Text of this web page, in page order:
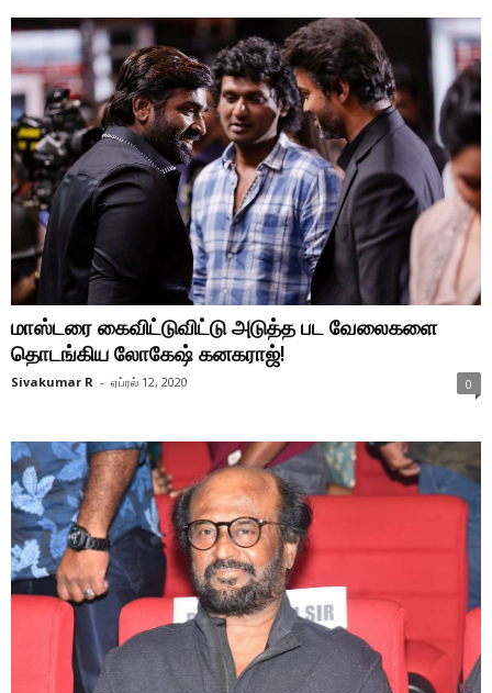
மாஸ்டரை கைவிட்டுவிட்டு அடுத்த பட வேலைகளை
தொடங்கிய லோகேஷ் கனகராஜ்!
Sivakumar R - ஏப்ரல் 12, 2020 0